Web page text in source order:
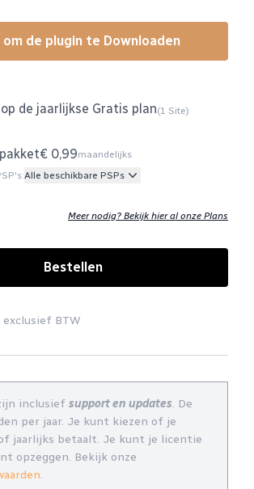
om de plugin te Downloaden
de jaarlijkse Gratis plan(1 Site)
€ 0,99maandelijks
Alle beschikbare PSPs
Meer nodig? Bekijk hier al onze Plans
Bestellen
BTW
inclusief support en updates. De
per jaar. Je kunt kiezen of je
jaarlijks betaalt. Je kunt je licentie
opzeggen. Bekijk onze
.